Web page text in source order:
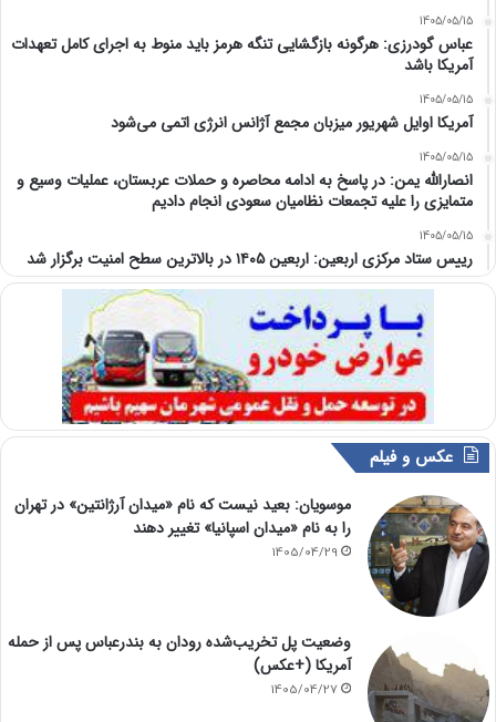
1405/05/15
عباس گودرزی: هرگونه بازگشایی تنگه هرمز باید منوط به اجرای کامل تعهدات
آمریکا باشد
1405/05/15
آمریکا اوایل شهریور میزبان مجمع آژانس انرژی اتمی می‌شود
1405/05/15
انصارالله یمن: در پاسخ به ادامه محاصره و حملات عربستان، عملیات وسیع و
متمایزی را علیه تجمعات نظامیان سعودی انجام دادیم
1405/05/15
رییس ستاد مرکزی اربعین: اربعین ۱۴۰۵ در بالاترین سطح امنیت برگزار شد
عکس و فیلم
موسویان: بعید نیست که نام «میدان آرژانتین» در تهران
را به نام «میدان اسپانیا» تغییر دهند
1405/04/29
وضعیت پل تخریب‌شده رودان به بندرعباس پس از حمله
آمریکا (+عکس)
1405/04/27